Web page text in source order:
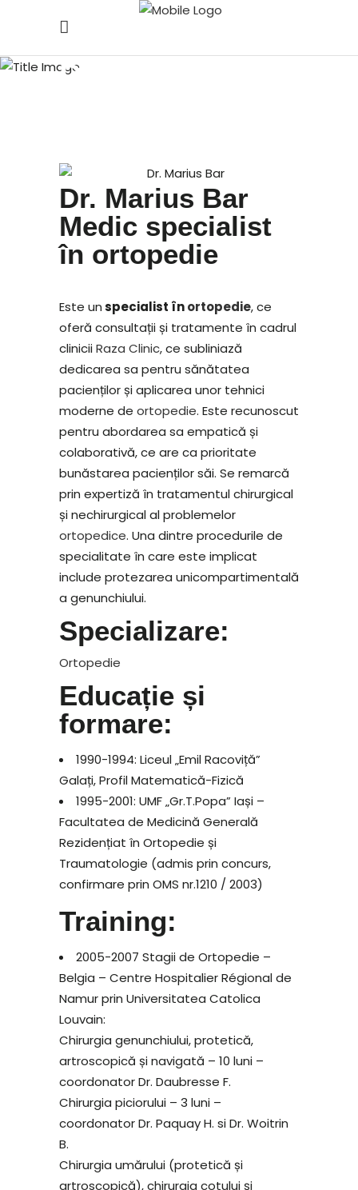
Dr. Marius Bar
Dr. Marius Bar
Medic specialist
în ortopedie
Este unspecialist înortopedie, ce
oferă consultații și tratamente în cadrul
cliniciiRaza Clinic, ce subliniază
dedicarea sa pentru sănătatea
pacienților și aplicarea unor tehnici
moderne de ortopedie. Este recunoscut
pentru abordarea sa empatică și
colaborativă, ce are ca prioritate
bunăstarea pacienților săi. Se remarcă
prin expertiză în tratamentul chirurgical
și nechirurgical al problemelor
ortopedice. Una dintre procedurile de
specialitate în care este implicat
include protezarea unicompartimentală
a genunchiului.
Specializare:
Ortopedie
Educație și
formare:
1990-1994: Liceul „Emil Racoviță”
Galați, Profil Matematică-Fizică
1995-2001: UMF „Gr.T.Popa” Iași –
Facultatea de Medicină Generală
Rezidențiat în Ortopedie și
Traumatologie (admis prin concurs,
confirmare prin OMS nr.1210 / 2003)
Training:
2005-2007 Stagii de Ortopedie –
Belgia – Centre Hospitalier Régional de
Namur prin Universitatea Catolica
Louvain:
Chirurgia genunchiului, protetică,
artroscopică și navigată – 10 luni –
coordonator Dr. Daubresse F.
Chirurgia piciorului – 3 luni –
coordonator Dr. Paquay H. si Dr. Woitrin
B.
Chirurgia umărului (protetică și
artroscopică), chirurgia cotului și